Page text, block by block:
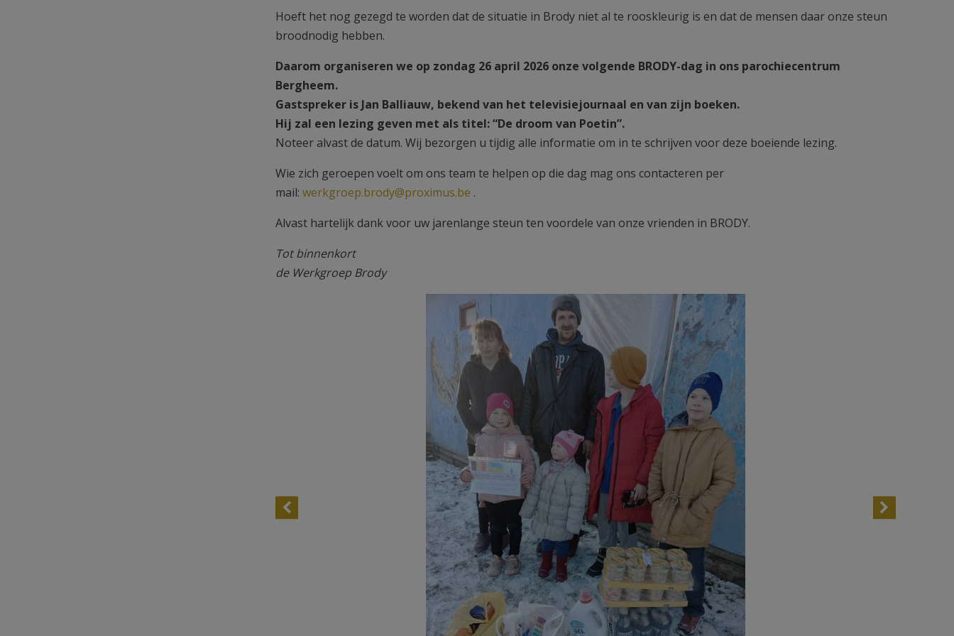
Hoeft het nog gezegd te worden dat de situatie in Brody niet al te rooskleurig is en dat de mensen daar onze steun
broodnodig hebben.
Daarom organiseren we op zondag 26 april 2026 onze volgende BRODY-dag in ons parochiecentrum
Bergheem.
Gastspreker is Jan Balliauw, bekend van het televisiejournaal en van zijn boeken.
Hij zal een lezing geven met als titel: “De droom van Poetin”.
Noteer alvast de datum. Wij bezorgen u tijdig alle informatie om in te schrijven voor deze boeiende lezing.
Wie zich geroepen voelt om ons team te helpen op die dag mag ons contacteren per
mail:werkgroep.brody@proximus.be .
Alvast hartelijk dank voor uw jarenlange steun ten voordele van onze vrienden in BRODY.
Tot binnenkort
de Werkgroep Brody